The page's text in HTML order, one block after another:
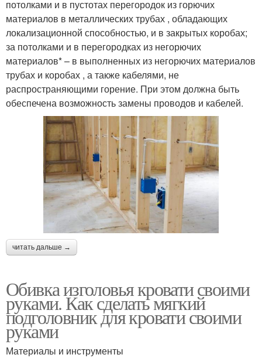
потолками и в пустотах перегородок из горючих
материалов в металлических трубах , обладающих
локализационной способностью, и в закрытых коробах;
за потолками и в перегородках из негорючих
материалов* – в выполненных из негорючих материалов
трубах и коробах , а также кабелями, не
распространяющими горение. При этом должна быть
обеспечена возможность замены проводов и кабелей.
читать дальше →
Обивка изголовья кровати своими
руками. Как сделать мягкий
подголовник для кровати своими
руками
Материалы и инструменты